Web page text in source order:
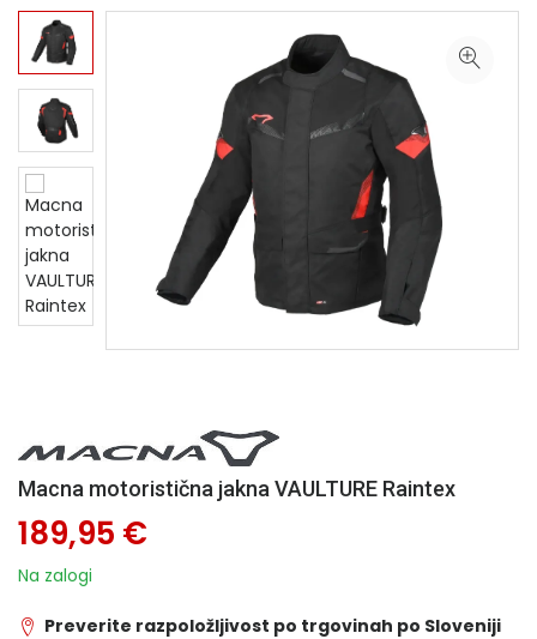
Macna motoristična jakna VAULTURE Raintex
189,95 €
Na zalogi
Preverite razpoložljivost po trgovinah po Sloveniji